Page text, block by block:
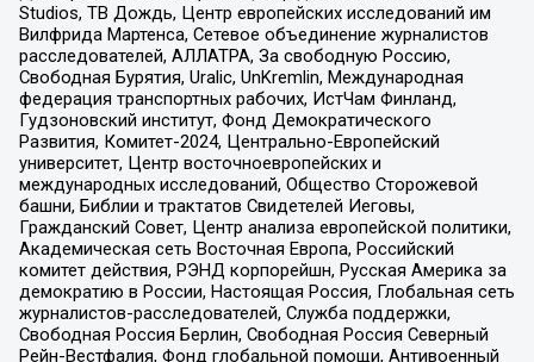
Studios, ТВ Дождь, Центр европейских исследований им
Вилфрида Мартенса, Сетевое объединение журналистов
расследователей, АЛЛАТРА, За свободную Россию,
Свободная Бурятия, Uralic, UnKremlin, Международная
федерация транспортных рабочих, ИстЧам Финланд,
Гудзоновский институт, Фонд Демократического
Развития, Комитет-2024, Центрально-Европейский
университет, Центр восточноевропейских и
международных исследований, Общество Сторожевой
башни, Библии и трактатов Свидетелей Иеговы,
Гражданский Совет, Центр анализа европейской политики,
Академическая сеть Восточная Европа, Российский
комитет действия, РЭНД корпорейшн, Русская Америка за
демократию в России, Настоящая Россия, Глобальная сеть
журналистов-расследователей, Служба поддержки,
Свободная Россия Берлин, Свободная Россия Северный
Рейн-Вестфалия, Фонд глобальной помощи, Антивоенный